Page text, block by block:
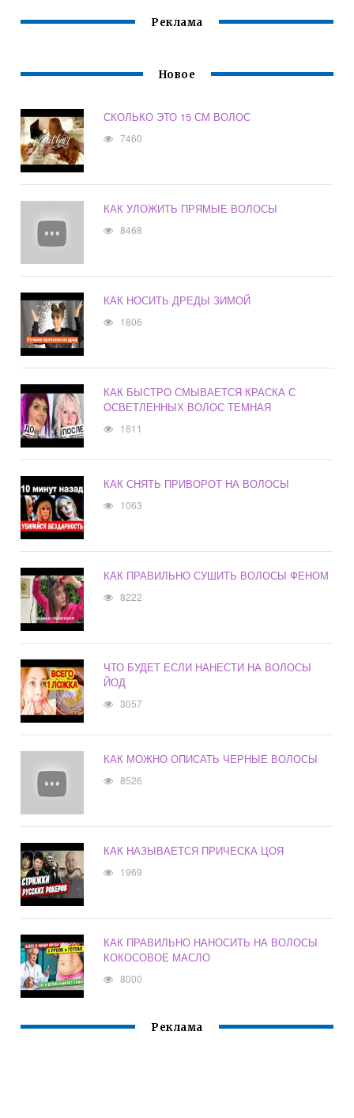
Реклама
Новое
СКОЛЬКО ЭТО 15 СМ ВОЛОС
7460
КАК УЛОЖИТЬ ПРЯМЫЕ ВОЛОСЫ
8468
КАК НОСИТЬ ДРЕДЫ ЗИМОЙ
1806
КАК БЫСТРО СМЫВАЕТСЯ КРАСКА С
ОСВЕТЛЕННЫХ ВОЛОС ТЕМНАЯ
1811
КАК СНЯТЬ ПРИВОРОТ НА ВОЛОСЫ
1063
КАК ПРАВИЛЬНО СУШИТЬ ВОЛОСЫ ФЕНОМ
8222
ЧТО БУДЕТ ЕСЛИ НАНЕСТИ НА ВОЛОСЫ
ЙОД
3057
КАК МОЖНО ОПИСАТЬ ЧЕРНЫЕ ВОЛОСЫ
8526
КАК НАЗЫВАЕТСЯ ПРИЧЕСКА ЦОЯ
1969
КАК ПРАВИЛЬНО НАНОСИТЬ НА ВОЛОСЫ
КОКОСОВОЕ МАСЛО
8000
Реклама